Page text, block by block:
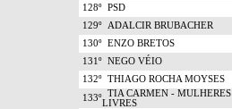
128º PSD
129º ADALCIR BRUBACHER
130º ENZO BRETOS
131º NEGO VÉIO
132º THIAGO ROCHA MOYSES
133º TIA CARMEN - MULHERES
LIVRES